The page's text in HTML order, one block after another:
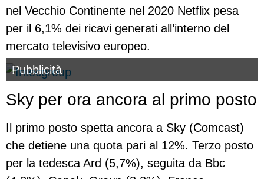
nel Vecchio Continente nel 2020 Netflix pesa
per il 6,1% dei ricavi generati all’interno del
mercato televisivo europeo.
Pubblicità
Sky per ora ancora al primo posto
Il primo posto spetta ancora a Sky (Comcast)
che detiene una quota pari al 12%. Terzo posto
per la tedesca Ard (5,7%), seguita da Bbc